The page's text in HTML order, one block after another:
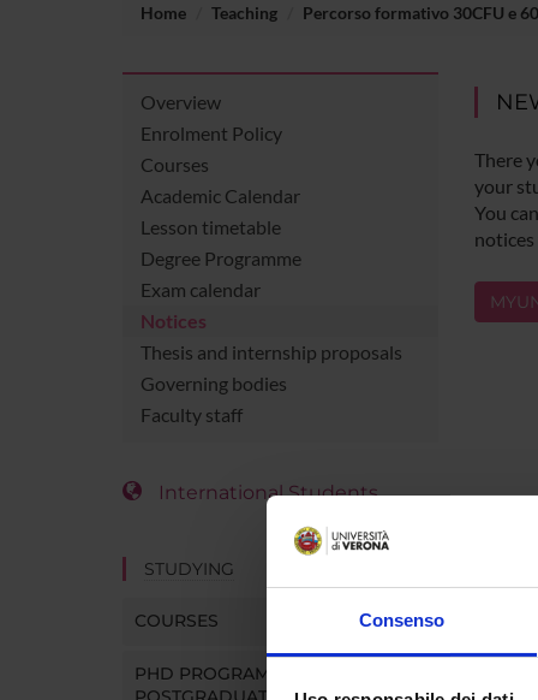
Consenso
Home Teaching Percorso formativo 30CFU e
Overview
Enrolment Policy
Courses
Academic Calendar
Lesson timetable
Degree Programme
Exam calendar
Notices
Thesis and internship proposals
Governing bodies
Faculty staff
International Students
STUDYING
COURSES
PHD PROGRAMMES AND
There
your
You